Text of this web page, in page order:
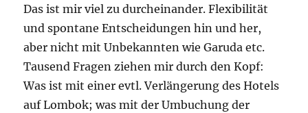
Das ist mir viel zu durcheinander. Flexibilität
und spontane Entscheidungen hin und her,
aber nicht mit Unbekannten wie Garuda etc.
Tausend Fragen ziehen mir durch den Kopf:
Was ist mit einer evtl. Verlängerung des Hotels
auf Lombok; was mit der Umbuchung der